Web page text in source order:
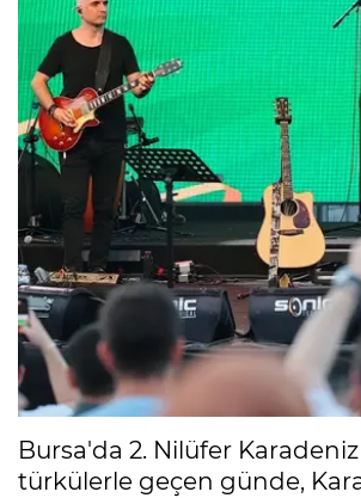
Bursa'da 2. Nilüfer
türkülerle geçen günde,